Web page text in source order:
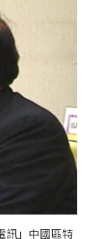
訊」中國區特